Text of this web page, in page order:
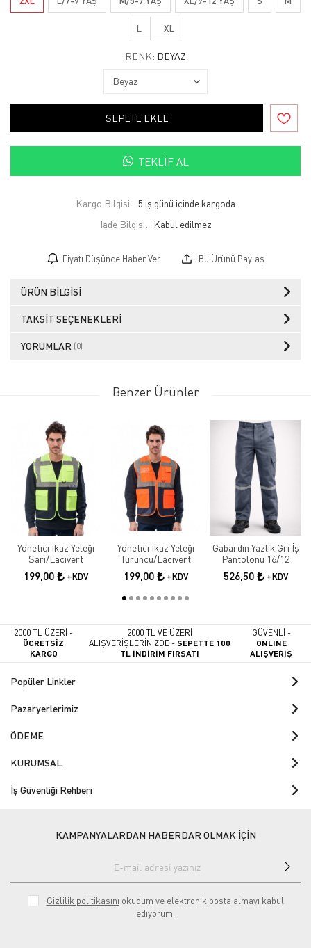
L XL
RENK: BEYAZ
SEPETE EKLE
TEKLIF AL
Kargo Bilgisi: 5 iş günü içinde kargoda
İade Bilgisi:
Fiyatı Düşünce Haber Ver Bu Ürünü Paylaş
ÜRÜN BILGISI
TAKSIT SEÇENEKLERI
YORUMLAR (0)
Benzer Ürünler
Yönetici İkaz Yeleği
Sarı/Lacivert
199,00 +KDV
Yönetici İkaz Yeleği
Turuncu/Lacivert
199,00 +KDV
Gabardin Yazlık Gri İş
Pantolonu 16/12
526,50 +KDV
2000 TL ÜZERİ -
ÜCRETSİZ
KARGO
2000 TL VE ÜZERİ
ALIŞVERİŞLERİNİZDE -SEPETTE 100
TL İNDİRİM FIRSATI
GÜVENLİ -
ONLINE
ALIŞVERİŞ
Popüler Linkler
Pazaryerlerimiz
ÖDEME
KURUMSAL
İş Güvenliği Rehberi
KAMPANYALARDAN HABERDAR OLMAK İÇİN
Gizlilik politikasını okudum ve elektronik posta almayı kabul
ediyorum.